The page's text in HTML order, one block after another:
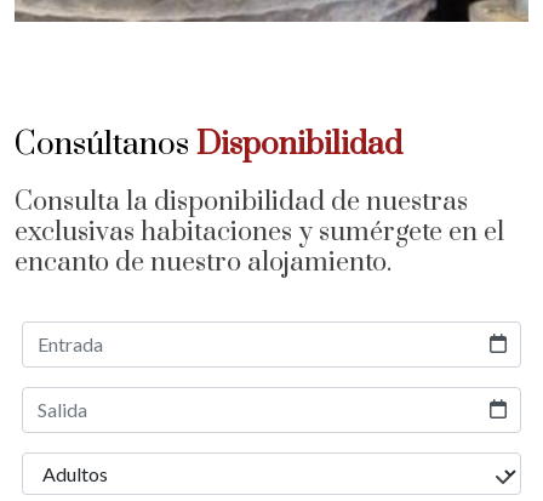
Consúltanos Disponibilidad
Consulta la disponibilidad de nuestras
exclusivas habitaciones y sumérgete en el
encanto de nuestro alojamiento.